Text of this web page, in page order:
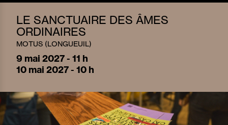
LE SANCTUAIRE DES ÂMES
ORDINAIRES
MOTUS (LONGUEUIL)
9 mai 2027 - 11 h
10 mai 2027 - 10 h